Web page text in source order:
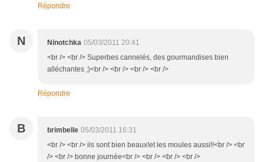
Répondre
N Ninotchka 05/03/2011 20:41
<br /> <br /> Superbes cannelés, des gourmandises bien
alléchantes ;)<br /> <br /> <br /> <br />
Répondre
B brimbelle 05/03/2011 16:31
<br /> <br /> ils sont bien beaux!et les moules aussi!!<br /> <br
/> <br /> bonne journée<br /> <br /> <br /> <br />